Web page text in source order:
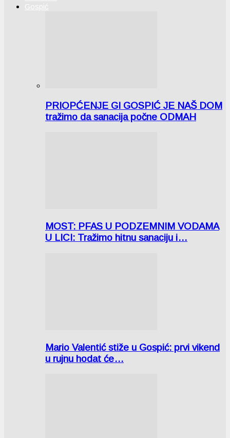
Gospić
PRIOPĆENJE GI GOSPIĆ JE NAŠ DOM
tražimo da sanacija počne ODMAH
MOST: PFAS U PODZEMNIM VODAMA
U LICI: Tražimo hitnu sanaciju i…
Mario Valentić stiže u Gospić: prvi vikend
u rujnu hodat će…